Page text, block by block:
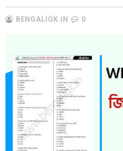
BENGALIGK.IN 0